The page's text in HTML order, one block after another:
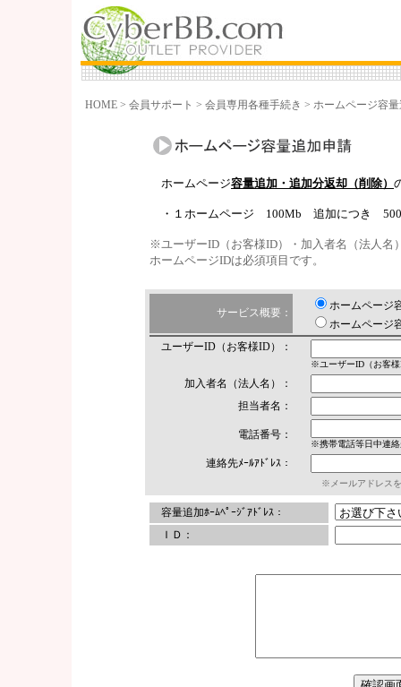
HOME > 会員サポート > 会員専用各種手続き > ホームページ容
ホームページ容量追加・追加分返却（削除）
・１ホームページ 100Mb 追加につき 500
※ユーザーID（お客様ID）・加入者名（法人名
ホームページIDは必須項目です。
サービス概要：
ホームページ
ホームページ
ユーザーID（お客様ID）：
※ユーザーID（お客
加入者名（法人名）：
担当者名：
電話番号：
※携帯電話等日中連
連絡先ﾒｰﾙｱﾄﾞﾚｽ：
※メールアドレス
容量追加ﾎｰﾑﾍﾟｰｼﾞｱﾄﾞﾚｽ：
ＩＤ：